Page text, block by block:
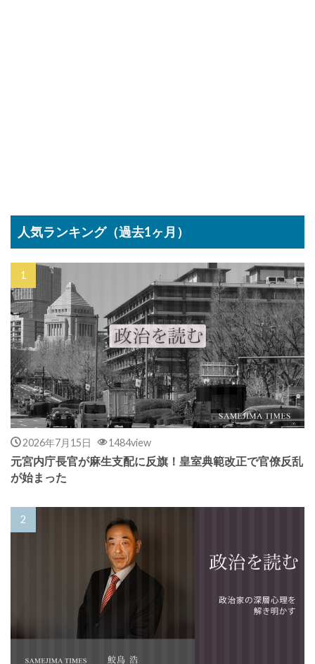
人気ランキング（過去1ヶ月）
2026年7月15日 1484view
元宮内庁長官が麻生支配に反旗！皇室典範改正で官僚反乱
が始まった